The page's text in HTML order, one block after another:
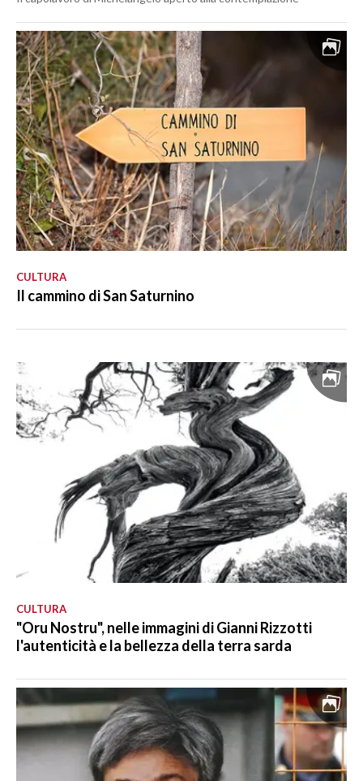
CULTURA
Il cammino di San Saturnino
CULTURA
"Oru Nostru", nelle immagini di Gianni Rizzotti
l'autenticità e la bellezza della terra sarda